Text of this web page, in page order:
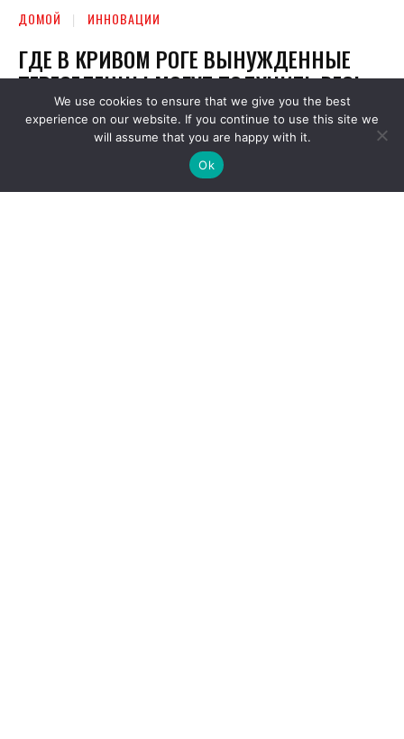
We use cookies to ensure that we give you the best
experience on our website. If you continue to use this site we
will assume that you are happy with it.
Ok